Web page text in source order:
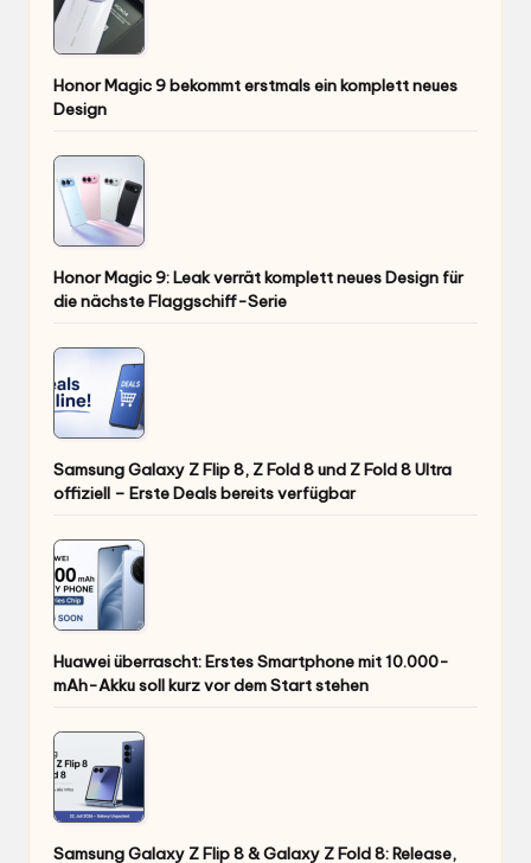
Honor Magic 9 bekommt erstmals ein komplett neues
Design
Honor Magic 9: Leak verrät komplett neues Design für
die nächste Flaggschiff-Serie
Samsung Galaxy Z Flip 8, Z Fold 8 und Z Fold 8 Ultra
offiziell – Erste Deals bereits verfügbar
Huawei überrascht: Erstes Smartphone mit 10.000-
mAh-Akku soll kurz vor dem Start stehen
Samsung Galaxy Z Flip 8 & Galaxy Z Fold 8: Release,